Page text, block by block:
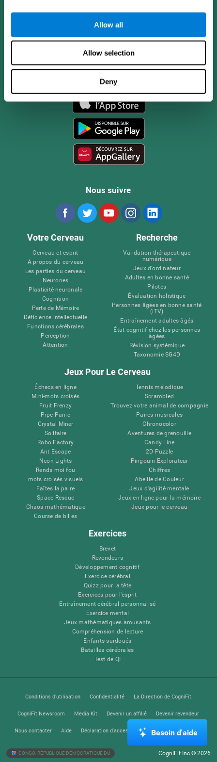
Allow all
Allow selection
Deny
App CogniFit
Nous suivre
Votre Cerveau
Cerveau et esprit
A propos du cerveau
Les parties du cerveau
Neurones
Plasticité neuronale
Cognition
Perte de Mémoire
Déficience intellectuelle
Functions cérébrales
Perception
Attention
Recherche
Validation thérapeutique
numérique
Jeux d'ordinateur
Adultes en bonne santé
Pilotes
Évaluation holistique
Personnes âgées en bonne santé
(iTV)
Entraînement adultes âgés
État cognitif chez les personnes
âgées
Révision systémique
Taxonomie SG4D
Jeux Pour Le Cerveau
Échecs en ligne
Mini-mots croisés
Fruit Frenzy
Pipe Panic
Crystal Miner
Solitaire
Robo Factory
Ant Escape
Neon Lights
Rends moi fou
mots croisés visuels
Faîtes la paire
Space Rescue
Chaos mathématique
Course de billes
Tennis mélodique
Scrambled
Trouvez votre animal de compagnie
Paires musicales
Chronocolor
Aventures de grenouille
Candy Line
2D Puzzle
Pingouin Explorateur
Chiffres
Abeille de Couleur
Jeux d'agilité mentale
Jeux en ligne pour la mémoire
Jeux pour le cerveau
Exercices
Brevet
Revendeurs
Développement cognitif
Exercice cérébral
Quizz pour la tête
Exercices pour l'esprit
Entraînement cérébral personnalisé
Exercice mental
Jeux mathématiques amusants
Compréhension de lecture
Enfants surdoués
Batailles cérébrales
Test de QI
Conditions d'utilisation Confidentialité La Direction de CogniFit
CogniFit Newsroom Media Kit Devenir un affilié Devenir revendeur
Nous contacter Aide Déclaration d'accessibilité Centre de Confiance
CONGO, RÉPUBLIQUE DÉMOCRATIQUE DU CogniFit Inc © 2026
Besoin d'aide